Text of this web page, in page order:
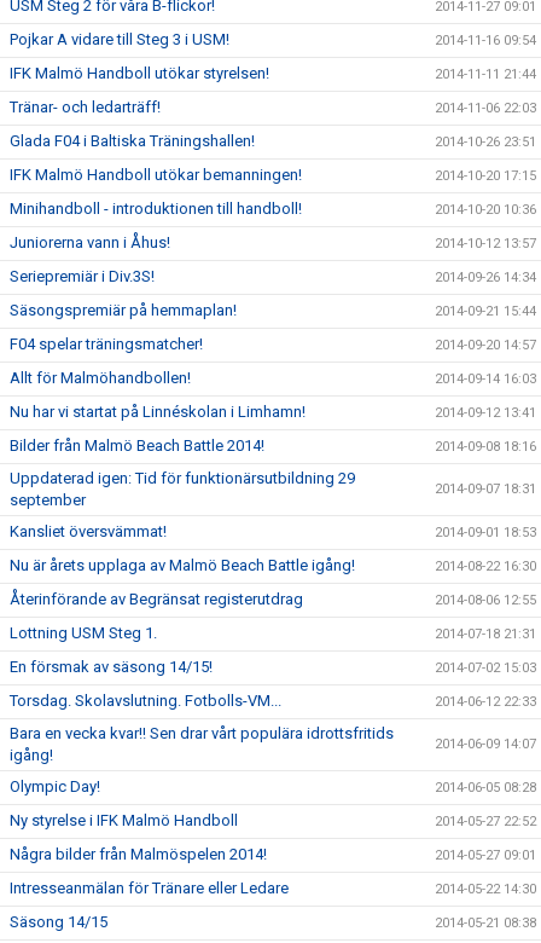
USM Steg 2 för våra B-flickor! 2014-11-27 09:01
Pojkar A vidare till Steg 3 i USM! 2014-11-16 09:54
IFK Malmö Handboll utökar styrelsen! 2014-11-11 21:44
Tränar- och ledarträff! 2014-11-06 22:03
Glada F04 i Baltiska Träningshallen! 2014-10-26 23:51
IFK Malmö Handboll utökar bemanningen! 2014-10-20 17:15
Minihandboll - introduktionen till handboll! 2014-10-20 10:36
Juniorerna vann i Åhus! 2014-10-12 13:57
Seriepremiär i Div.3S! 2014-09-26 14:34
Säsongspremiär på hemmaplan! 2014-09-21 15:44
F04 spelar träningsmatcher! 2014-09-20 14:57
Allt för Malmöhandbollen! 2014-09-14 16:03
Nu har vi startat på Linnéskolan i Limhamn! 2014-09-12 13:41
Bilder från Malmö Beach Battle 2014! 2014-09-08 18:16
Uppdaterad igen: Tid för funktionärsutbildning 29
september
2014-09-07 18:31
Kansliet översvämmat! 2014-09-01 18:53
Nu är årets upplaga av Malmö Beach Battle igång! 2014-08-22 16:30
Återinförande av Begränsat registerutdrag 2014-08-06 12:55
Lottning USM Steg 1. 2014-07-18 21:31
En försmak av säsong 14/15! 2014-07-02 15:03
Torsdag. Skolavslutning. Fotbolls-VM... 2014-06-12 22:33
Bara en vecka kvar!! Sen drar vårt populära idrottsfritids
igång!
2014-06-09 14:07
Olympic Day! 2014-06-05 08:28
Ny styrelse i IFK Malmö Handboll 2014-05-27 22:52
Några bilder från Malmöspelen 2014! 2014-05-27 09:01
Intresseanmälan för Tränare eller Ledare 2014-05-22 14:30
Säsong 14/15 2014-05-21 08:38